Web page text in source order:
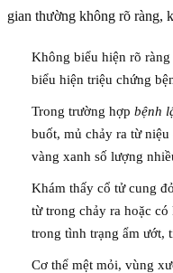
gian thường không rõ ràng,
Không biểu hiện rõ
biểu hiện triệu chứng
Trong trường hợp bệnh
buốt, mủ chảy ra từ
vàng xanh số lượng
Khám thấy cổ tử cung
từ trong chảy ra hoặc
trong tình trạng ẩm ướt,
Cơ thể mệt mỏi, vùng